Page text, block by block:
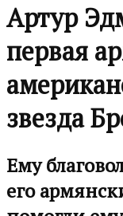
Артур
первая
звезда
Ему
его